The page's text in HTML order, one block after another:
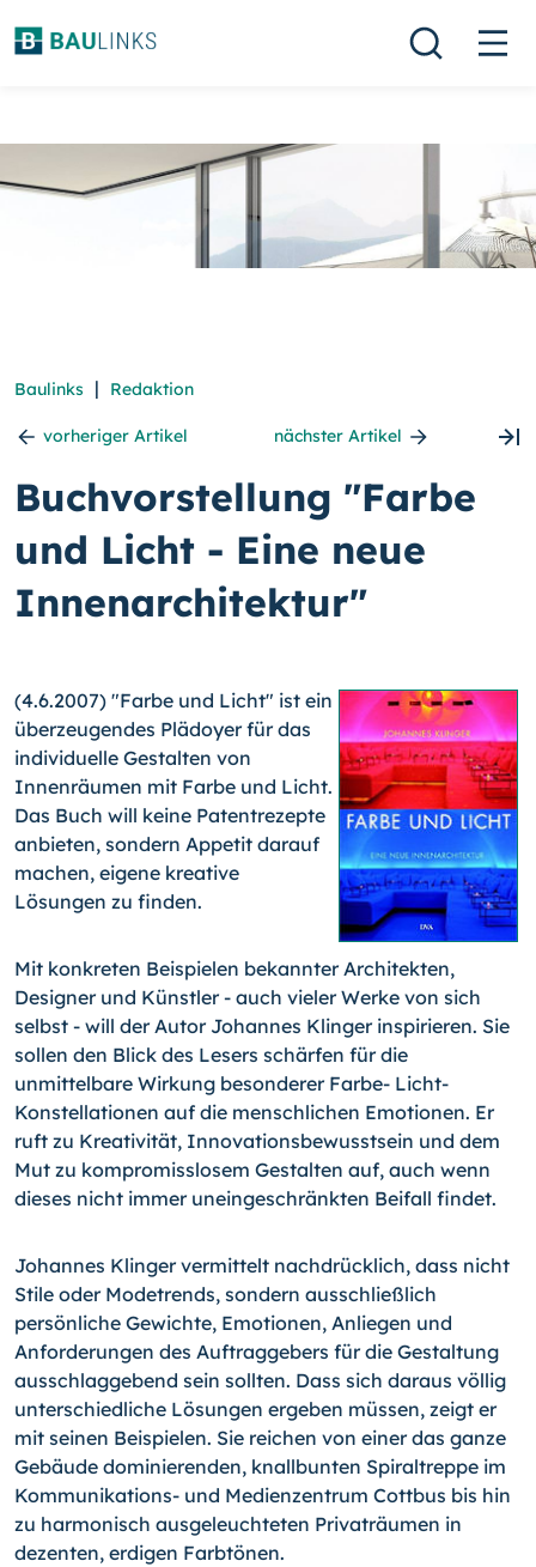
Baulinks | Redaktion
vorheriger Artikel nächster Artikel
Buchvorstellung "Farbe
und Licht - Eine neue
Innenarchitektur"
(4.6.2007) "Farbe und Licht" ist ein
überzeugendes Plädoyer für das
individuelle Gestalten von
Innenräumen mit Farbe und Licht.
Das Buch will keine Patentrezepte
anbieten, sondern Appetit darauf
machen, eigene kreative
Lösungen zu finden.
Mit konkreten Beispielen bekannter Architekten,
Designer und Künstler - auch vieler Werke von sich
selbst - will der Autor Johannes Klinger inspirieren. Sie
sollen den Blick des Lesers schärfen für die
unmittelbare Wirkung besonderer Farbe- Licht-
Konstellationen auf die menschlichen Emotionen. Er
ruft zu Kreativität, Innovationsbewusstsein und dem
Mut zu kompromisslosem Gestalten auf, auch wenn
dieses nicht immer uneingeschränkten Beifall findet.
Johannes Klinger vermittelt nachdrücklich, dass nicht
Stile oder Modetrends, sondern ausschließlich
persönliche Gewichte, Emotionen, Anliegen und
Anforderungen des Auftraggebers für die Gestaltung
ausschlaggebend sein sollten. Dass sich daraus völlig
unterschiedliche Lösungen ergeben müssen, zeigt er
mit seinen Beispielen. Sie reichen von einer das ganze
Gebäude dominierenden, knallbunten Spiraltreppe im
Kommunikations- und Medienzentrum Cottbus bis hin
zu harmonisch ausgeleuchteten Privaträumen in
dezenten, erdigen Farbtönen.